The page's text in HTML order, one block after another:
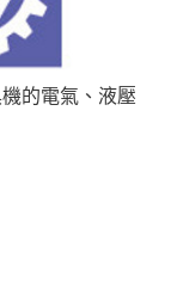
的電氣、液壓